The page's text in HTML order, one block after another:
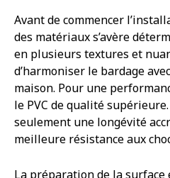
Avant de commencer
des matériaux s’avère
en plusieurs textures et
d’harmoniser le bardage
maison. Pour une
le PVC de qualité
seulement une longévité
meilleure résistance aux
La préparation de la surface